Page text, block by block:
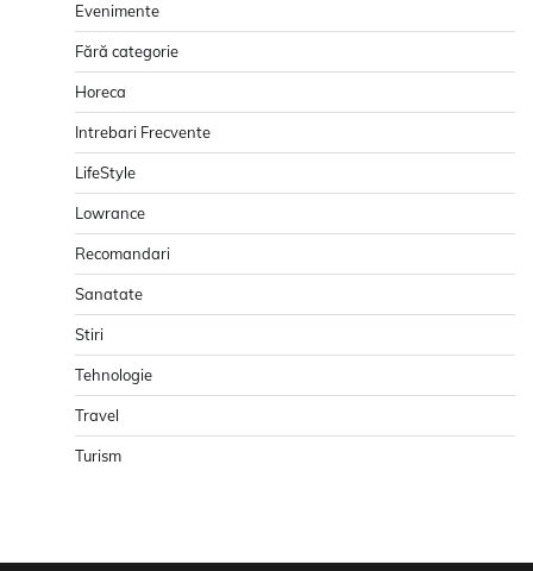
Evenimente
Fără categorie
Horeca
Intrebari Frecvente
LifeStyle
Lowrance
Recomandari
Sanatate
Stiri
Tehnologie
Travel
Turism